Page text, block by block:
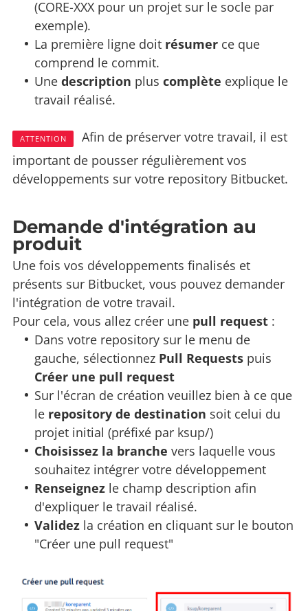
(CORE-XXX pour un projet sur le socle par
exemple).
La première ligne doit résumer ce que
comprend le commit.
Unedescription pluscomplète explique le
travail réalisé.
ATTENTION
Afin de préserver votre travail, il est
important de pousser régulièrement vos
développements sur votre repository Bitbucket.
Demande d'intégration au
produit
Une fois vos développements finalisés et
présents sur Bitbucket, vous pouvez demander
l'intégration de votre travail.
Pour cela, vous allez créer une pull request :
Dans votre repository sur le menu de
gauche, sélectionnez Pull Requests puis
Créer une pull request
Sur l'écran de création veuillez bien à ce que
le repository de destination soit celui du
projet initial (préfixé par ksup/)
Choisissez la branche vers laquelle vous
souhaitez intégrer votre développement
Renseignez le champ description afin
d'expliquer le travail réalisé.
Validez la création en cliquant sur le bouton
"Créer une pull request"